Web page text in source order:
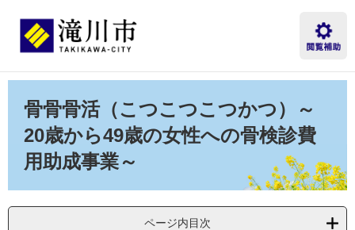
先
を
へ
骨骨骨活（こつこつこつかつ）～
20歳から49歳の女性への骨検診費
用助成事業～
ページ内目次